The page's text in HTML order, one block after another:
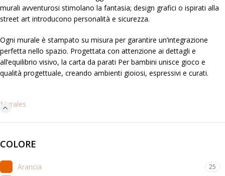
Murales
COLORE
Arancia 25
murali avventurosi stimolano la fantasia; design grafici o ispirati alla
street art introducono personalità e sicurezza.
Ogni murale è stampato su misura per garantire un’integrazione
perfetta nello spazio. Progettata con attenzione ai dettagli e
all’equilibrio visivo, la carta da parati Per bambini unisce gioco e
qualità progettuale, creando ambienti gioiosi, espressivi e curati.